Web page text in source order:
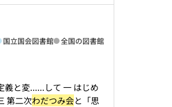
国立国会図書館 全国の図書館
義と変......して 一 はじめ
第二次わだつみ会と「思